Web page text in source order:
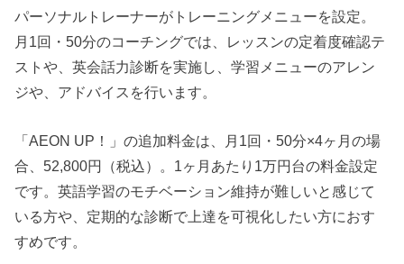
パーソナルトレーナーがトレーニングメニューを設定。
月1回・50分のコーチングでは、レッスンの定着度確認テ
ストや、英会話力診断を実施し、学習メニューのアレン
ジや、アドバイスを行います。
「AEON UP！」の追加料金は、月1回・50分×4ヶ月の場
合、52,800円（税込）。1ヶ月あたり1万円台の料金設定
です。英語学習のモチベーション維持が難しいと感じて
いる方や、定期的な診断で上達を可視化したい方におす
すめです。